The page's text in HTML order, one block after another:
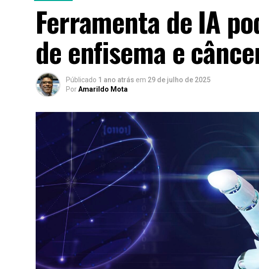
Ferramenta de IA
de enfisema e
Públicado 1 ano atrás em 29 de julho de 2025
PorAmarildo Mota